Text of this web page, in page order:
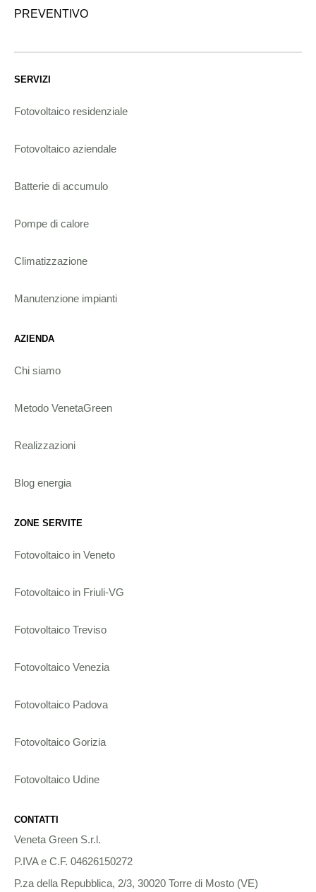
PREVENTIVO
SERVIZI
Fotovoltaico residenziale
Fotovoltaico aziendale
Batterie di accumulo
Pompe di calore
Climatizzazione
Manutenzione impianti
AZIENDA
Chi siamo
Metodo VenetaGreen
Realizzazioni
Blog energia
ZONE SERVITE
Fotovoltaico in Veneto
Fotovoltaico in Friuli-VG
Fotovoltaico Treviso
Fotovoltaico Venezia
Fotovoltaico Padova
Fotovoltaico Gorizia
Fotovoltaico Udine
CONTATTI
Veneta Green S.r.l.
P.IVA e C.F. 04626150272
P.za della Repubblica, 2/3, 30020 Torre di Mosto (VE)